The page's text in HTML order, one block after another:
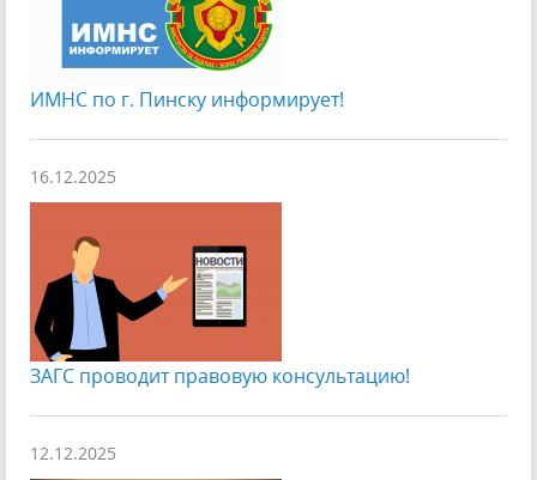
ИМНС по г. Пинску информирует!
16.12.2025
ЗАГС проводит правовую консультацию!
12.12.2025